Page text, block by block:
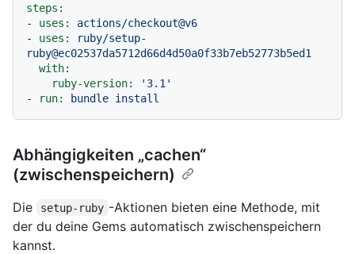
steps:
-
uses:
actions/checkout@v6
-
uses:
ruby/setup-
ruby@ec02537da5712d66d4d50a0f33b7eb52773b5ed1
with:
ruby-version:
'3.1'
-
run: bundle install
Abhängigkeiten „cachen“
(zwischenspeichern)
Die setup-ruby -Aktionen bieten eine Methode, mit
der du deine Gems automatisch zwischenspeichern
kannst.